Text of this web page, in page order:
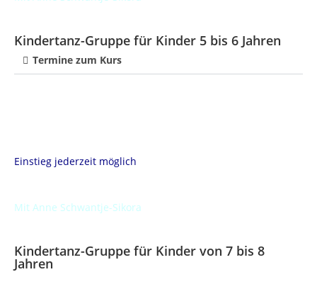
Kindertanz-Gruppe für Kinder 5 bis 6 Jahren
Termine zum Kurs
Einstieg jederzeit möglich
Mit Anne Schwantje-Sikora
Kindertanz-Gruppe für Kinder von 7 bis 8
Jahren